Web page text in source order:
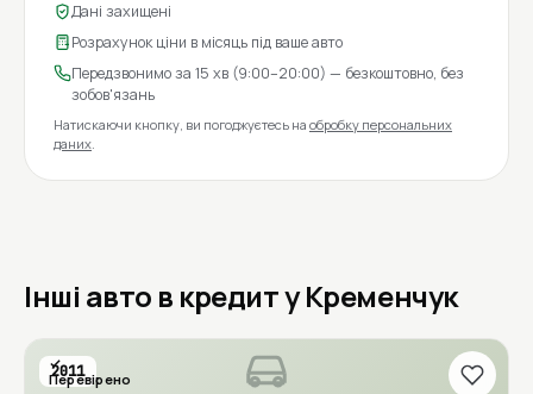
Дані захищені
Розрахунок ціни в місяць під ваше авто
Передзвонимо за 15 хв (9:00–20:00) — безкоштовно, без
зобов'язань
Натискаючи кнопку, ви погоджуєтесь на обробку персональних
даних.
Інші авто в кредит у Кременчук
2011
Перевірено